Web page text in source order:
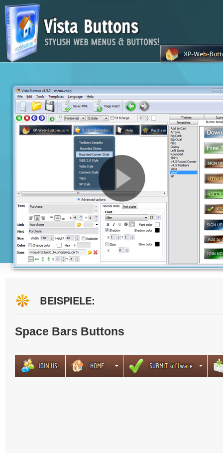
BEISPIELE:
Space Bars Buttons